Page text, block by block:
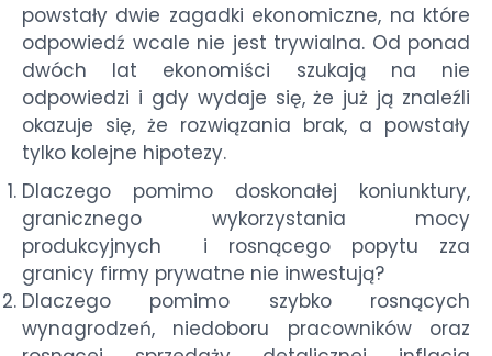
powstały dwie zagadki ekonomiczne, na które
odpowiedź wcale nie jest trywialna. Od ponad
dwóch lat ekonomiści szukają na nie
odpowiedzi i gdy wydaje się, że już ją znaleźli
okazuje się, że rozwiązania brak, a powstały
tylko kolejne hipotezy.
Dlaczego pomimo doskonałej koniunktury,
granicznego wykorzystania mocy
produkcyjnych i rosnącego popytu zza
granicy firmy prywatne nie inwestują?
Dlaczego pomimo szybko rosnących
wynagrodzeń, niedoboru pracowników oraz